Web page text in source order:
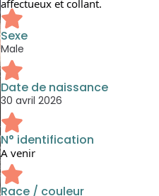
affectueux et collant.
Sexe
Male
Date de naissance
30 avril 2026
N° identification
A venir
Race / couleur